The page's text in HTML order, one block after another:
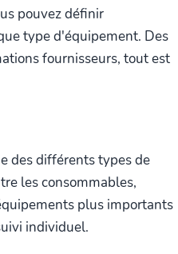
pouvez définir
type d'équipement. Des
fournisseurs, tout est
des différents types de
les consommables,
plus importants
individuel.